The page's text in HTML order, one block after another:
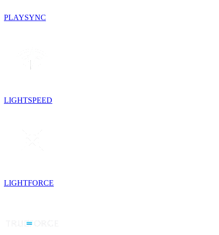
PLAYSYNC
LIGHTSPEED
LIGHTFORCE